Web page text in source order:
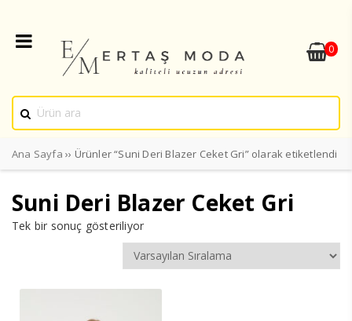
0
Ana Sayfa ›› Ürünler “Suni Deri Blazer Ceket Gri” olarak etiketlendi
Suni Deri Blazer Ceket Gri
Tek bir sonuç gösteriliyor